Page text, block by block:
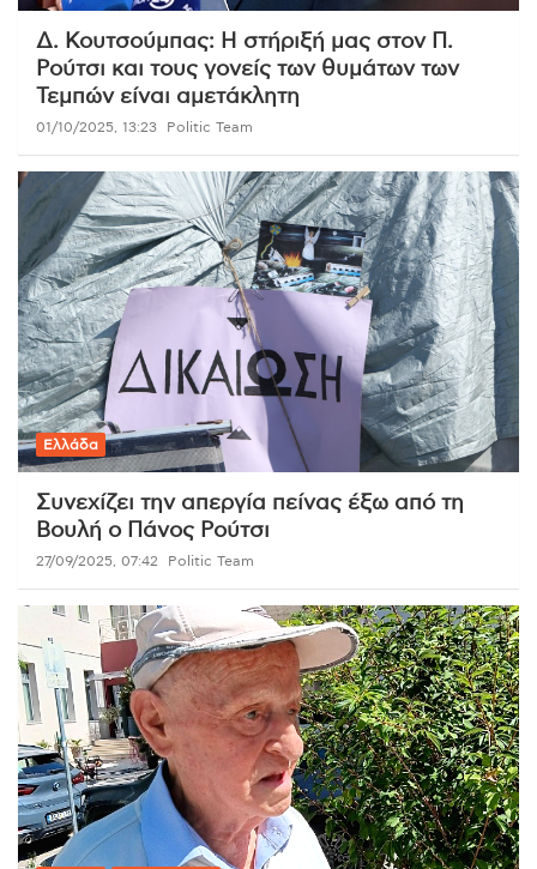
Δ. Κουτσούμπας: Η στήριξή μας στον Π.
Ρούτσι και τους γονείς των θυμάτων των
Τεμπών είναι αμετάκλητη
01/10/2025, 13:23 Politic Team
Ελλάδα
Συνεχίζει την απεργία πείνας έξω από τη
Βουλή ο Πάνος Ρούτσι
27/09/2025, 07:42 Politic Team